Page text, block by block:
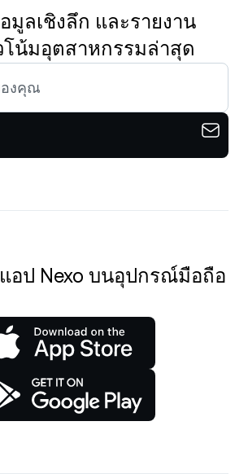
มูลเชิงลึก และรายงาน
โน้มอุตสาหกรรมล่าสุด
อป Nexo บนอุปกรณ์มือถือ